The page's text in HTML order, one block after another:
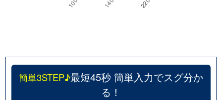
簡単3STEP♪最短45秒 簡単入力でスグ分か
る！